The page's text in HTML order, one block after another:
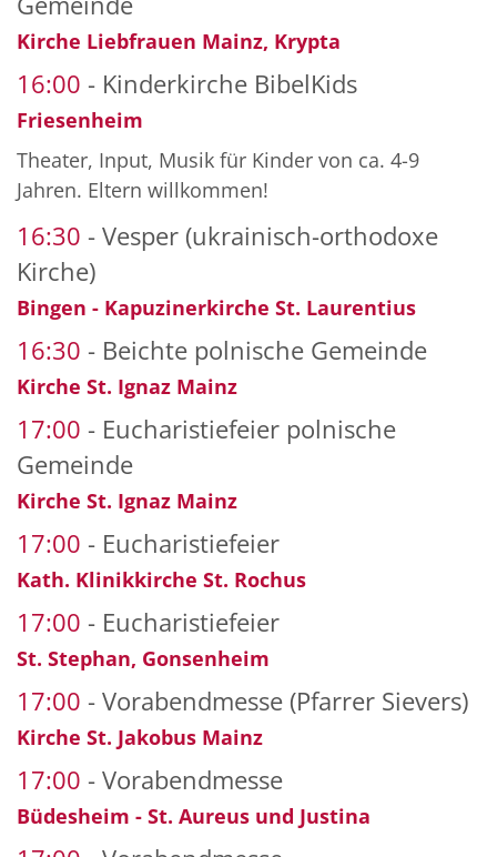
Kirche Liebfrauen Mainz, Krypta
16:00 Kinderkirche BibelKids
Friesenheim
Theater, Input, Musik für Kinder von ca. 4-9
Jahren. Eltern willkommen!
16:30
Vesper (ukrainisch-orthodoxe
Kirche)
Bingen - Kapuzinerkirche St. Laurentius
16:30 Beichte polnische Gemeinde
Kirche St. Ignaz Mainz
17:00
Eucharistiefeier polnische
Gemeinde
Kirche St. Ignaz Mainz
17:00 Eucharistiefeier
Kath. Klinikkirche St. Rochus
17:00 Eucharistiefeier
St. Stephan, Gonsenheim
17:00 Vorabendmesse (Pfarrer Sievers)
Kirche St. Jakobus Mainz
17:00 Vorabendmesse
Büdesheim - St. Aureus und Justina